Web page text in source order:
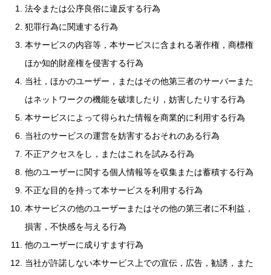
法令または公序良俗に違反する行為
犯罪行為に関連する行為
本サービスの内容等，本サービスに含まれる著作権，商標権
ほか知的財産権を侵害する行為
当社，ほかのユーザー，またはその他第三者のサーバーまた
はネットワークの機能を破壊したり，妨害したりする行為
本サービスによって得られた情報を商業的に利用する行為
当社のサービスの運営を妨害するおそれのある行為
不正アクセスをし，またはこれを試みる行為
他のユーザーに関する個人情報等を収集または蓄積する行為
不正な目的を持って本サービスを利用する行為
本サービスの他のユーザーまたはその他の第三者に不利益，
損害，不快感を与える行為
他のユーザーに成りすます行為
当社が許諾しない本サービス上での宣伝，広告，勧誘，また